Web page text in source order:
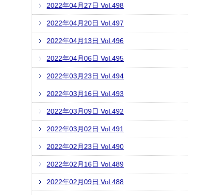
2022年04月27日 Vol.498
2022年04月20日 Vol.497
2022年04月13日 Vol.496
2022年04月06日 Vol.495
2022年03月23日 Vol.494
2022年03月16日 Vol.493
2022年03月09日 Vol.492
2022年03月02日 Vol.491
2022年02月23日 Vol.490
2022年02月16日 Vol.489
2022年02月09日 Vol.488